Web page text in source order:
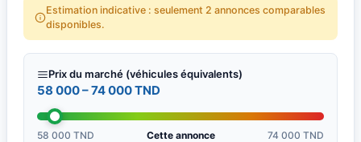
Estimation indicative : seulement 2 annonces comparables
disponibles.
Prix du marché (véhicules équivalents)
58 000 – 74 000 TND
58 000 TND Cette annonce 74 000 TND